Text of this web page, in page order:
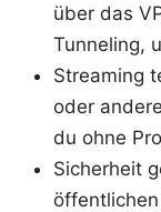
über das
Tunneling,
Streaming
oder
du ohne
Sicherheit